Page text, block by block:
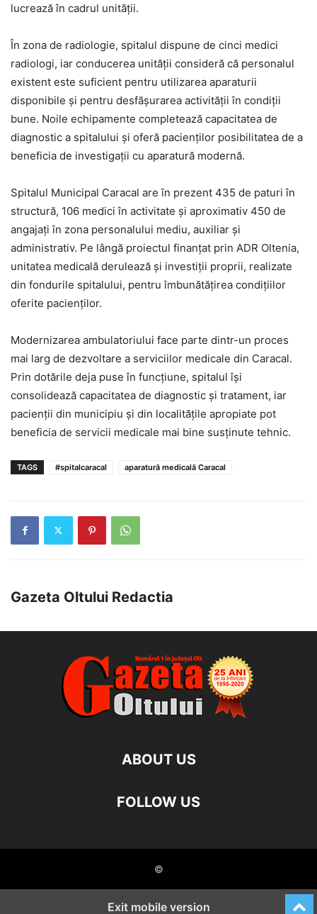
lucrează în cadrul unității.
În zona de radiologie, spitalul dispune de cinci medici
radiologi, iar conducerea unității consideră că personalul
existent este suficient pentru utilizarea aparaturii
disponibile și pentru desfășurarea activității în condiții
bune. Noile echipamente completează capacitatea de
diagnostic a spitalului și oferă pacienților posibilitatea de a
beneficia de investigații cu aparatură modernă.
Spitalul Municipal Caracal are în prezent 435 de paturi în
structură, 106 medici în activitate și aproximativ 450 de
angajați în zona personalului mediu, auxiliar și
administrativ. Pe lângă proiectul finanțat prin ADR Oltenia,
unitatea medicală derulează și investiții proprii, realizate
din fondurile spitalului, pentru îmbunătățirea condițiilor
oferite pacienților.
Modernizarea ambulatoriului face parte dintr-un proces
mai larg de dezvoltare a serviciilor medicale din Caracal.
Prin dotările deja puse în funcțiune, spitalul își
consolidează capacitatea de diagnostic și tratament, iar
pacienții din municipiu și din localitățile apropiate pot
beneficia de servicii medicale mai bine susținute tehnic.
TAGS #spitalcaracal aparatură medicală Caracal
Gazeta Oltului Redactia
ABOUT US
FOLLOW US
©
Exit mobile version